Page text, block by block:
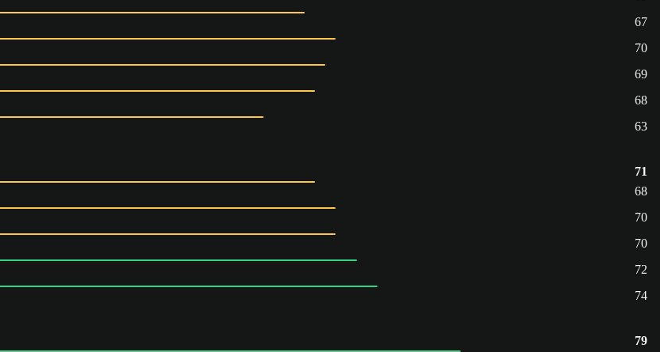
67
70
69
68
63
71
68
70
70
72
74
79